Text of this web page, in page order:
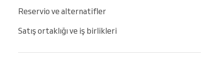
Reservio ve alternatifler
Satış ortaklığı ve iş birlikleri